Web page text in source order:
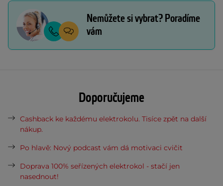
Nemůžete si vybrat? Poradíme
vám
Doporučujeme
Cashback ke každému elektrokolu. Tisíce zpět na další
nákup.
Po hlavě: Nový podcast vám dá motivaci cvičit
Doprava 100% seřízených elektrokol - stačí jen
nasednout!